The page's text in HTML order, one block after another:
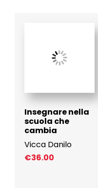
Insegnare nella
scuola che
cambia
Vicca Danilo
€36.00